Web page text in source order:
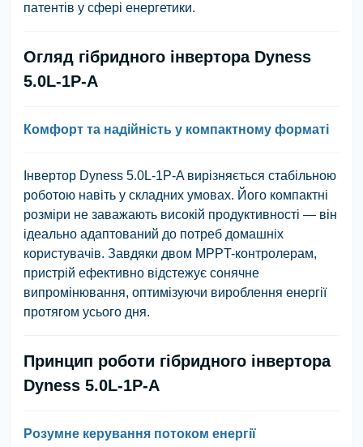
патентів у сфері енергетики.
Огляд гібридного інвертора Dyness
5.0L-1P-A
Комфорт та надійність у компактному форматі
Інвертор Dyness 5.0L-1P-A вирізняється стабільною
роботою навіть у складних умовах. Його компактні
розміри не заважають високій продуктивності — він
ідеально адаптований до потреб домашніх
користувачів. Завдяки двом MPPT-контролерам,
пристрій ефективно відстежує сонячне
випромінювання, оптимізуючи вироблення енергії
протягом усього дня.
Принцип роботи гібридного інвертора
Dyness 5.0L-1P-A
Розумне керування потоком енергії